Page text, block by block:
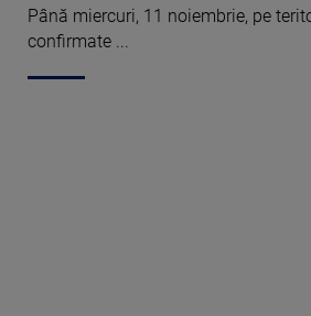
Până miercuri, 11 noiembrie, pe
confirmate ...